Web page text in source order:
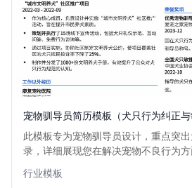
宠物驯导员简历模板（犬只行为纠正与
此模板专为宠物驯导员设计，重点突
录，详细展现您在解决宠物不良行为
明专业技能和实战成果的理想选择。
行业模板